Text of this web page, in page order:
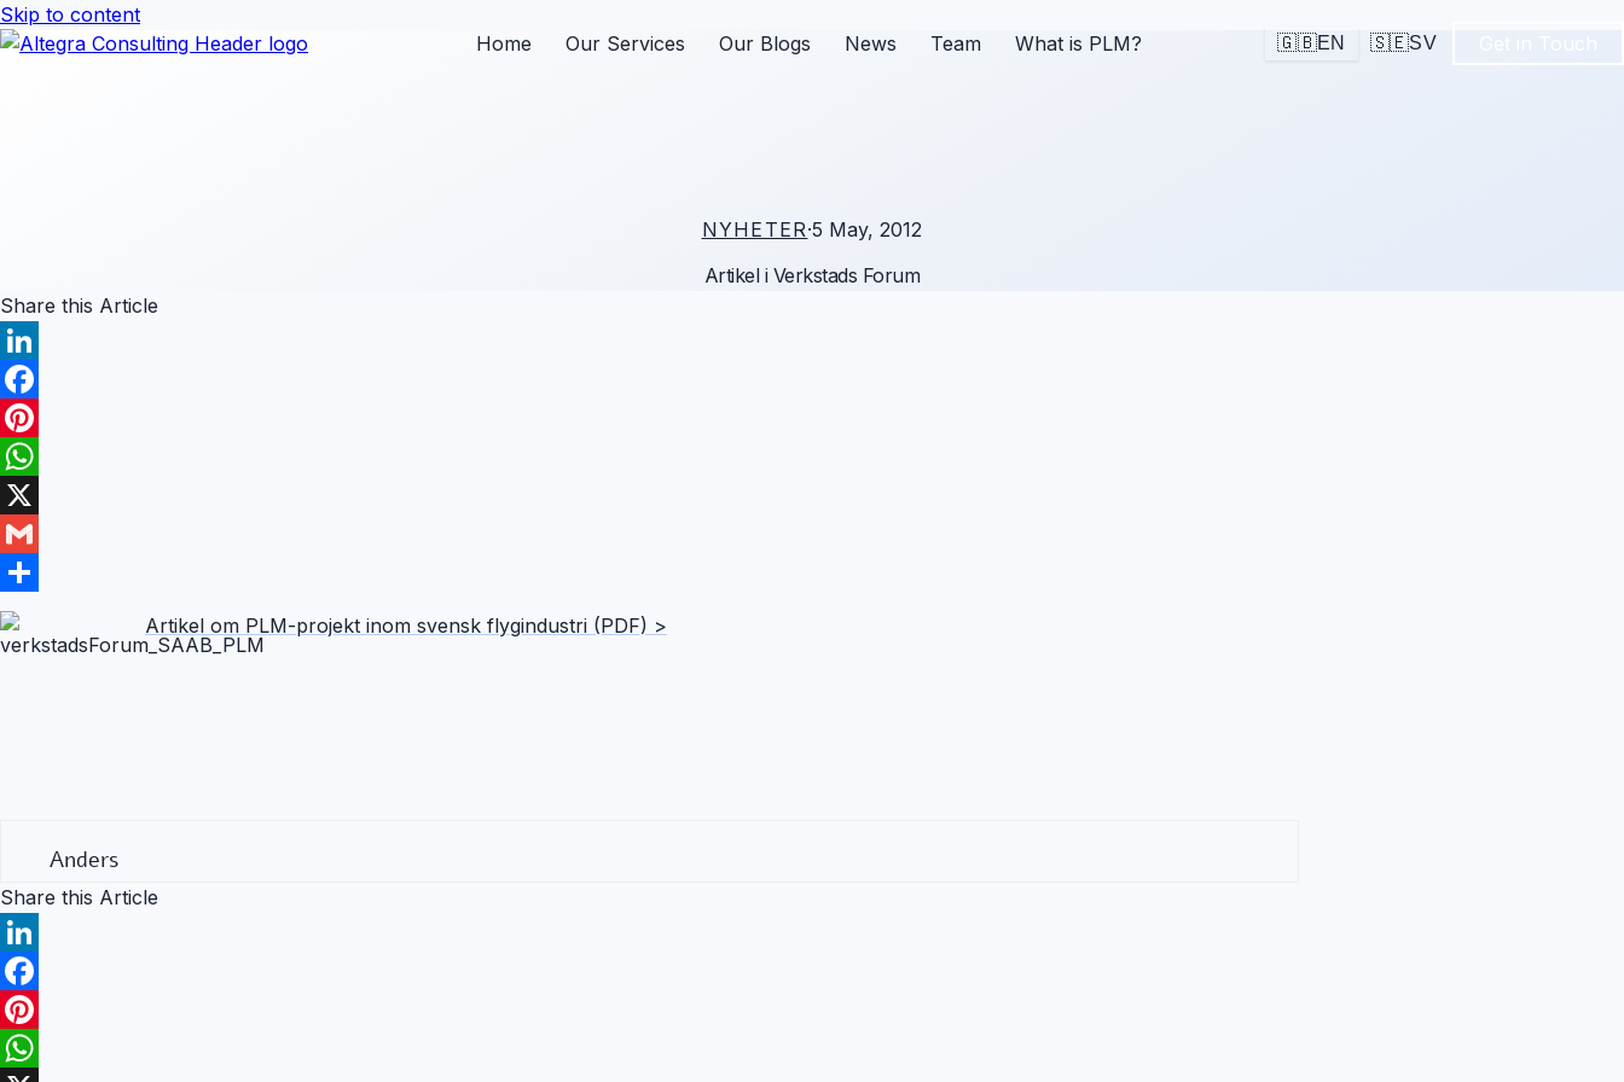
Skip to content
Home
Our Services Our Blogs News Team What is PLM? 🇬🇧EN 🇸🇪SV
NYHETER·5 May, 2012
Artikel i Verkstads Forum
Share this Article
LinkedIn
Facebook
Pinterest
WhatsApp
X
Gmail
Share
Artikel om PLM-projekt inom svensk flygindustri (PDF) >
Anders
Share this Article
LinkedIn
Facebook
Pinterest